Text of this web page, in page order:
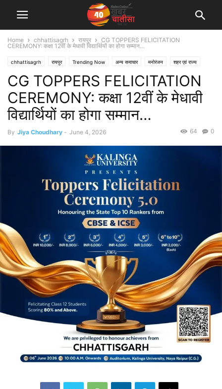
Home chhattisagrh रायपुर
CG TOPPERS FELICITATION
CEREMONY: कक्षा 12वीं के मेधावी विद्यार्थियों का होगा सम्मान…
chhattisagrh रायपुर Trending Now अन्य समाचार मनोरंजन शहर एवं राज्य
CG TOPPERS FELICITATION
CEREMONY: कक्षा 12वीं के मेधावी
विद्यार्थियों का होगा सम्मान…
By Jiya Choudhary - June 4, 2026 0
64